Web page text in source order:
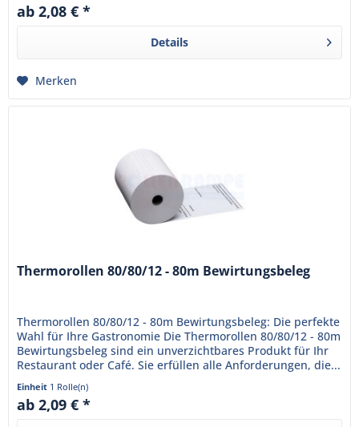
ab 2,08 € *
Details
Merken
Thermorollen 80/80/12 - 80m Bewirtungsbeleg
Thermorollen 80/80/12 - 80m Bewirtungsbeleg: Die perfekte
Wahl für Ihre Gastronomie Die Thermorollen 80/80/12 - 80m
Bewirtungsbeleg sind ein unverzichtbares Produkt für Ihr
Restaurant oder Café. Sie erfüllen alle Anforderungen, die...
Einheit 1 Rolle(n)
ab 2,09 € *